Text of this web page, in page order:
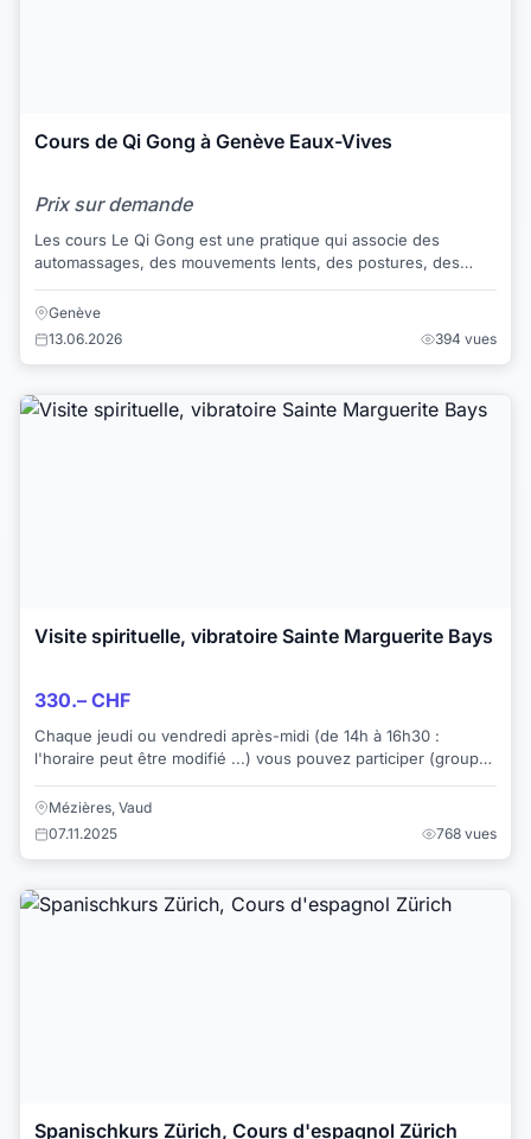
Cours de Qi Gong à Genève Eaux-Vives
Prix sur demande
Les cours Le Qi Gong est une pratique qui associe des
automassages, des mouvements lents, des postures, des
relaxations et des respirations. Il fai...
Genève
13.06.2026
394 vues
Visite spirituelle, vibratoire Sainte Marguerite Bays
330.– CHF
Chaque jeudi ou vendredi après-midi (de 14h à 16h30 :
l'horaire peut être modifié ...) vous pouvez participer (groupe
Mézières, Vaud
07.11.2025
768 vues
Spanischkurs Zürich, Cours d'espagnol Zürich